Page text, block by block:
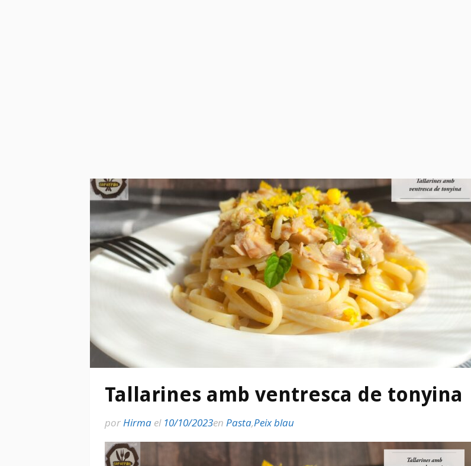
Tallarines amb ventresca de tonyina
porHirma el 10/10/2023en Pasta,Peix blau